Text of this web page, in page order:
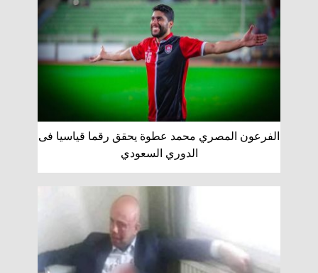
الفرعون المصري محمد عطوة يحقق رقما قياسيا فى
الدوري السعودي